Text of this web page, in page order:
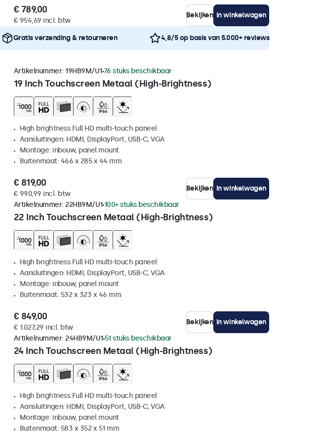
€ 789,00
€ 954,69 incl. btw
Bekijken In winkelwagen
Gratis verzending & retourneren 4,8/5 op basis van 5.000+ reviews
19 Inch Touchscreen Metaal (High-Brightness)
Artikelnummer: 19HB9M/U1 76 stuks beschikbaar
High brightness Full HD multi-touch paneel
Aansluitingen: HDMI, DisplayPort, USB-C, VGA
Montage: inbouw, panel mount
Buitenmaat: 466 x 285 x 44 mm
€ 819,00
€ 990,99 incl. btw
Bekijken In winkelwagen
22 Inch Touchscreen Metaal (High-Brightness)
Artikelnummer: 22HB9M/U1 100+ stuks beschikbaar
High brightness Full HD multi-touch paneel
Aansluitingen: HDMI, DisplayPort, USB-C, VGA
Montage: inbouw, panel mount
Buitenmaat: 532 x 323 x 46 mm
€ 849,00
€ 1.027,29 incl. btw
Bekijken In winkelwagen
24 Inch Touchscreen Metaal (High-Brightness)
Artikelnummer: 24HB9M/U1 51 stuks beschikbaar
High brightness Full HD multi-touch paneel
Aansluitingen: HDMI, DisplayPort, USB-C, VGA
Montage: inbouw, panel mount
Buitenmaat: 583 x 352 x 51 mm